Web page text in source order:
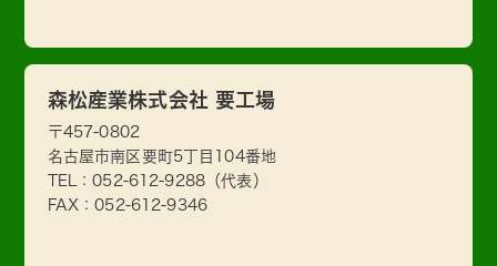
森松産業株式会社 要工場
〒457-0802
名古屋市南区要町5丁目104番地
TEL：052-612-9288 （代表）
FAX：052-612-9346